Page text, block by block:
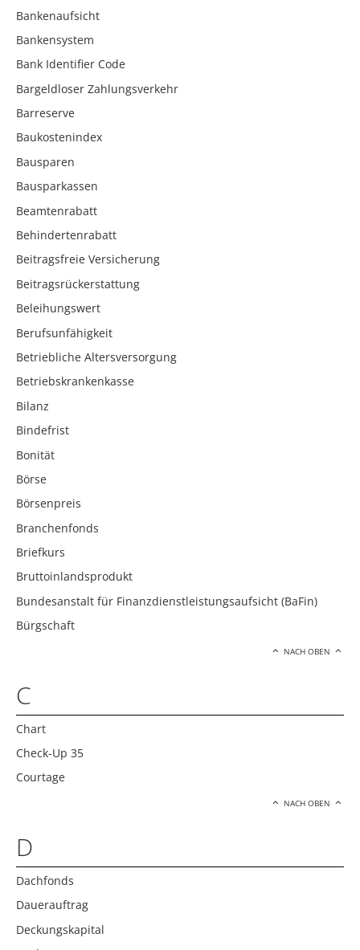
Bankenaufsicht
Bankensystem
Bank Identifier Code
Bargeldloser Zahlungsverkehr
Barreserve
Baukostenindex
Bausparen
Bausparkassen
Beamtenrabatt
Behindertenrabatt
Beitragsfreie Versicherung
Beitragsrückerstattung
Beleihungswert
Berufsunfähigkeit
Betriebliche Altersversorgung
Betriebskrankenkasse
Bilanz
Bindefrist
Bonität
Börse
Börsenpreis
Branchenfonds
Briefkurs
Bruttoinlandsprodukt
Bundesanstalt für Finanzdienstleistungsaufsicht (BaFin)
Bürgschaft
NACH OBEN
C
Chart
Check-Up 35
Courtage
NACH OBEN
D
Dachfonds
Dauerauftrag
Deckungskapital